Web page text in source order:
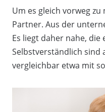
Um es gleich vorweg
Partner. Aus der
Es liegt daher nahe,
Selbstverständlich
vergleichbar etwa mit